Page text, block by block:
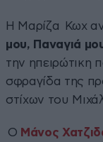
Η Μαρίζα Κωχ
μου, Παναγιά
την ηπειρώτικη
σφραγίδα της
στίχων του
Ο Μάνος